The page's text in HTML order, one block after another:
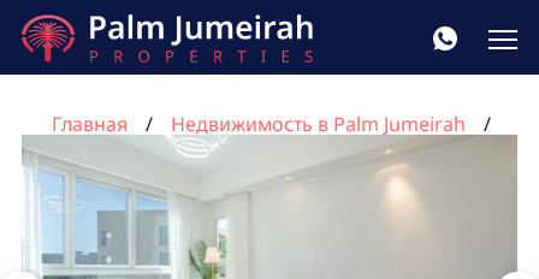
Главная
Недвижимость в Palm Jumeirah
MARINA RESIDENCES в Пальма Джумейра, ОАЭ
№25
Квартира с 3 спальнями в MARINA RESIDENCES,
Пальма Джумейра, Дубай, ОАЭ №1063